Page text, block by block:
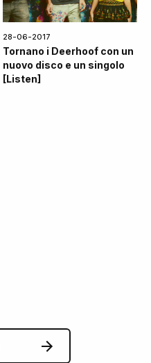
28-06-2017
Tornano i Deerhoof con un
nuovo disco e un singolo
[Listen]